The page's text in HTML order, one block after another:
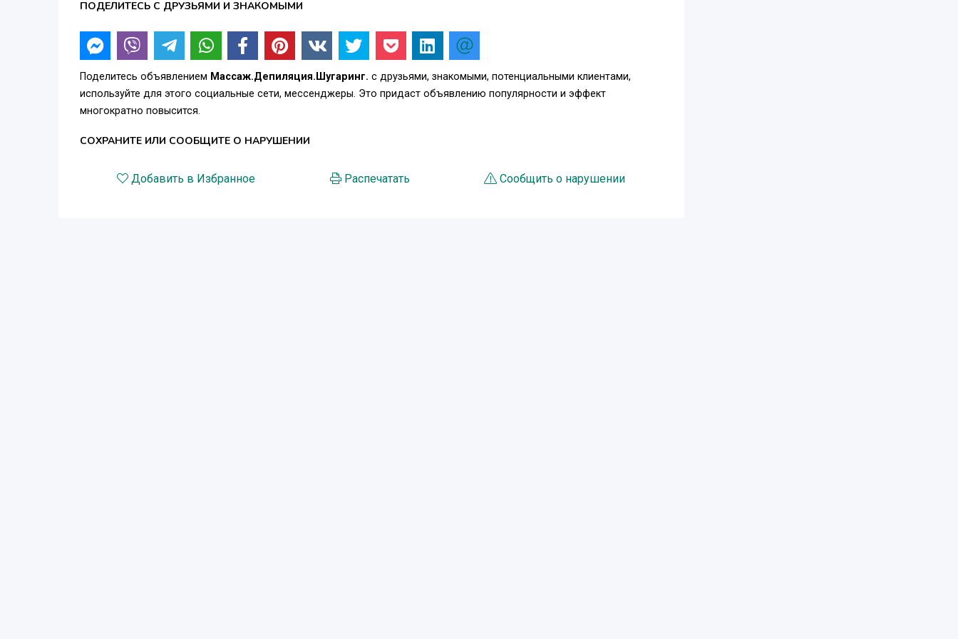
ПОДЕЛИТЕСЬ С ДРУЗЬЯМИ И ЗНАКОМЫМИ
Поделитесь объявлением Массаж.Депиляция.Шугаринг. с друзьями, знакомыми, потенциальными клиентами,
используйте для этого социальные сети, мессенджеры. Это придаст объявлению популярности и эффект
многократно повысится.
СОХРАНИТЕ ИЛИ СООБЩИТЕ О НАРУШЕНИИ
Добавить в Избранное Распечатать Сообщить о нарушении